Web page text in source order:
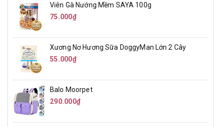
Viên Gà Nướng Mềm SAYA 100g
75.000₫
Xương Nơ Hương Sữa DoggyMan Lớn 2 Cây
55.000₫
Balo Moorpet
290.000₫